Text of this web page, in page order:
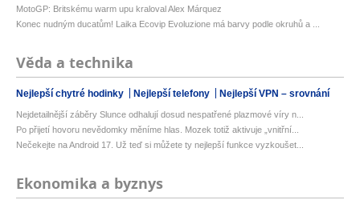
MotoGP: Britskému warm upu kraloval Alex Márquez
Konec nudným ducatům! Laika Ecovip Evoluzione má barvy podle okruhů a ...
Věda a technika
Nejlepší chytré hodinky Nejlepší telefony Nejlepší VPN – srovnání
Nejdetailnější záběry Slunce odhalují dosud nespatřené plazmové víry n...
Po přijetí hovoru nevědomky měníme hlas. Mozek totiž aktivuje „vnitřní...
Nečekejte na Android 17. Už teď si můžete ty nejlepší funkce vyzkoušet...
Ekonomika a byznys